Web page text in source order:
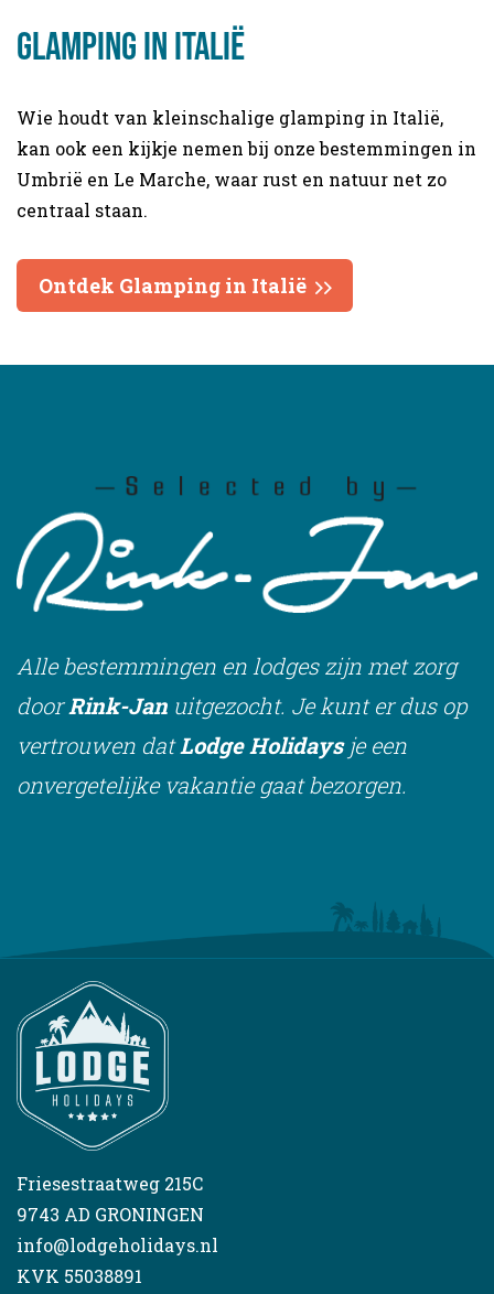
Glamping in italië
Wie houdt van kleinschalige glamping in Italië,
kan ook een kijkje nemen bij onze bestemmingen in
Umbrië en Le Marche, waar rust en natuur net zo
centraal staan.
Ontdek Glamping in Italië
Alle bestemmingen en lodges zijn met zorg
doorRink-Jan uitgezocht. Je kunt er dus op
vertrouwen datLodge Holidaysje een
onvergetelijke vakantie gaat bezorgen.
Friesestraatweg 215C
9743 AD GRONINGEN
info@lodgeholidays.nl
KVK 55038891